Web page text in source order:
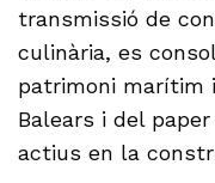
transmissió de
culinària, es
patrimoni marítim
Balears i del
actius en la